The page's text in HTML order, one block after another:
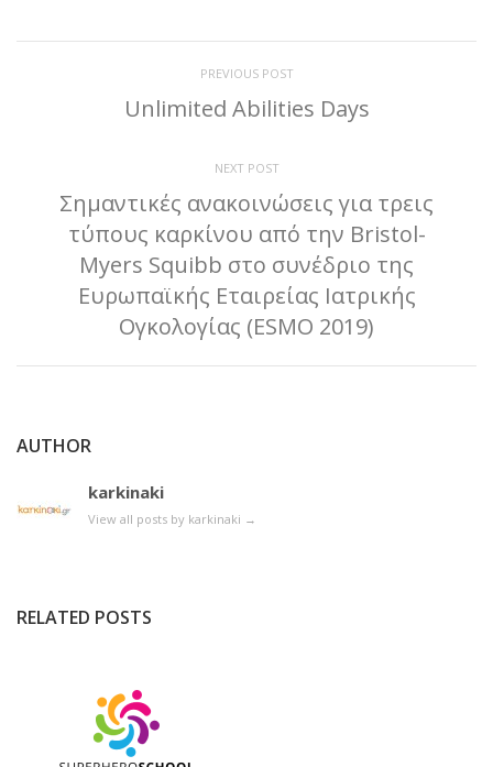
PREVIOUS POST
Unlimited Abilities Days
NEXT POST
Σημαντικές ανακοινώσεις για τρεις
τύπους καρκίνου από την Bristol-
Myers Squibb στο συνέδριο της
Ευρωπαϊκής Εταιρείας Ιατρικής
Ογκολογίας (ESMO 2019)
AUTHOR
karkinaki
View all posts by karkinaki →
RELATED POSTS